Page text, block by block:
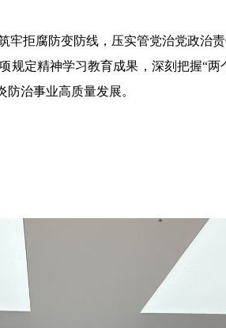
牢拒腐防变防线，压实管党治党政治
规定精神学习教育成果，深刻把握“两
治事业高质量发展。